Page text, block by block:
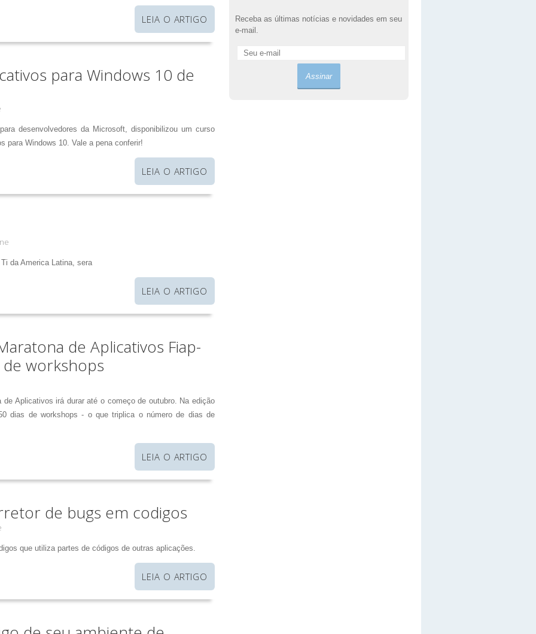
LEIA O ARTIGO
para Windows 10 de
desenvolvedores da Microsoft, disponibilizou um curso
para Windows 10. Vale a pena conferir!
LEIA O ARTIGO
da America Latina, sera
LEIA O ARTIGO
de Aplicativos Fiap-
workshops
Aplicativos irá durar até o começo de outubro. Na edição
dias de workshops - o que triplica o número de dias de
LEIA O ARTIGO
de bugs em codigos
que utiliza partes de códigos de outras aplicações.
LEIA O ARTIGO
Receba as últimas notícias e novidades em seu
e-mail.